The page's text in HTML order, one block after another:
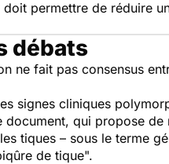
permettre de réduire
débats
ne fait pas consensus
signes cliniques
document, qui propose de
tiques – sous le terme
de tique".